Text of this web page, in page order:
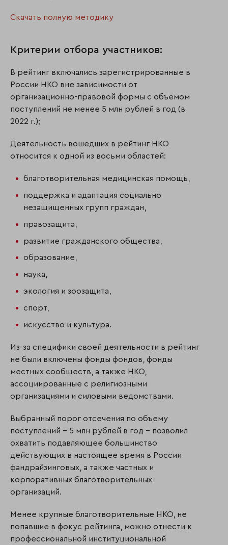
Скачать полную методику
Критерии отбора участников:
В рейтинг включались зарегистрированные в
России НКО вне зависимости от
организационно-правовой формы с объемом
поступлений не менее 5 млн рублей в год (в
2022 г.);
Деятельность вошедших в рейтинг НКО
относится к одной из восьми областей:
благотворительная медицинская помощь,
поддержка и адаптация социально
незащищенных групп граждан,
правозащита,
развитие гражданского общества,
образование,
наука,
экология и зоозащита,
спорт,
искусство и культура.
Из-за специфики своей деятельности в рейтинг
не были включены фонды фондов, фонды
местных сообществ, а также НКО,
ассоциированные с религиозными
организациями и силовыми ведомствами.
Выбранный порог отсечения по объему
поступлений – 5 млн рублей в год – позволил
охватить подавляющее большинство
действующих в настоящее время в России
фандрайзинговых, а также частных и
корпоративных благотворительных
организаций.
Менее крупные благотворительные НКО, не
попавшие в фокус рейтинга, можно отнести к
профессиональной институциональной